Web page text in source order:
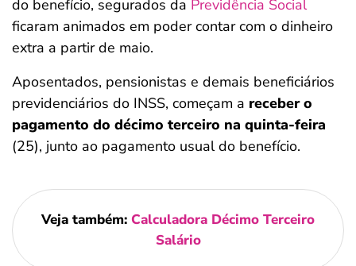
do benefício, segurados da Previdência Social
ficaram animados em poder contar com o dinheiro
extra a partir de maio.
Aposentados, pensionistas e demais beneficiários
previdenciários do INSS, começam a receber o
pagamento do décimo terceiro na quinta-feira
(25), junto ao pagamento usual do benefício.
Veja também: Calculadora Décimo Terceiro
Salário